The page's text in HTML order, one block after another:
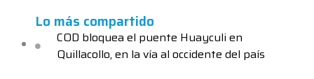
Lo más compartido
COD bloquea el puente Huayculi en
Quillacollo, en la vía al occidente del país